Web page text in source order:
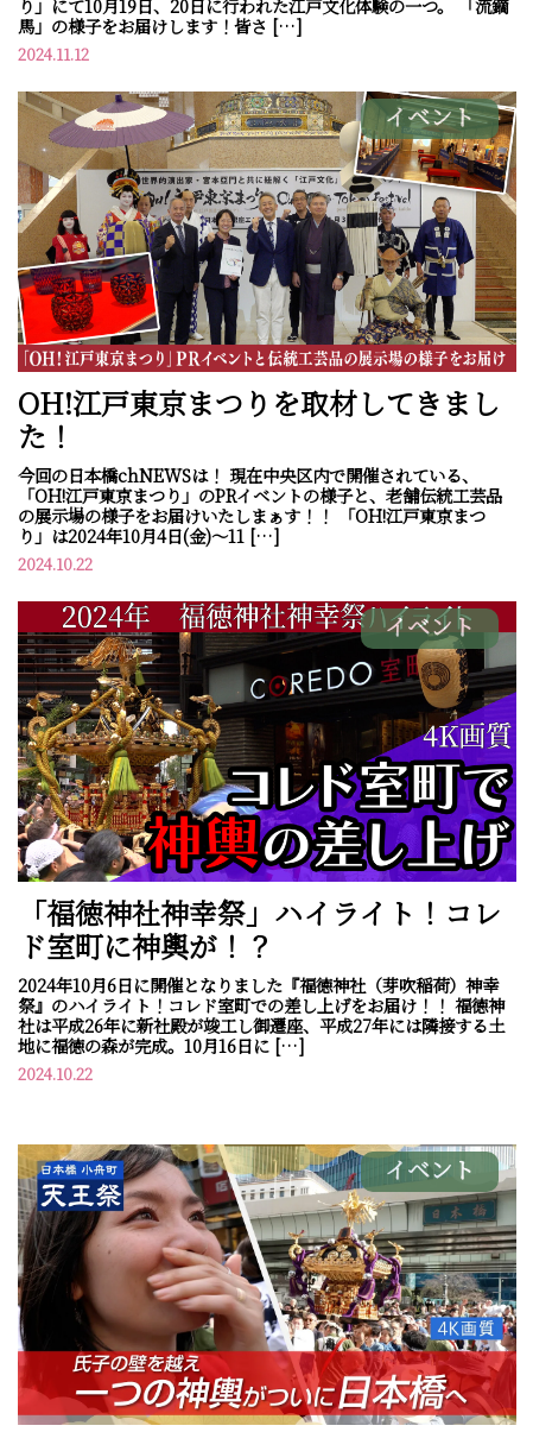
り」にて10月19日、20日に行われた江戸文化体験の一つ。 「流鏑
馬」の様子をお届けします！皆さ […]
2024.11.12
イベント
OH!江戸東京まつりを取材してきまし
た！
今回の日本橋chNEWSは！ 現在中央区内で開催されている、
「OH!江戸東京まつり」のPRイベントの様子と、老舗伝統工芸品
の展示場の様子をお届けいたしまぁす！！ 「OH!江戸東京まつ
り」は2024年10月4日(金)～11 […]
2024.10.22
イベント
「福徳神社神幸祭」ハイライト！コレ
ド室町に神輿が！？
2024年10月6日に開催となりました『福徳神社（芽吹稲荷）神幸
祭』のハイライト！コレド室町での差し上げをお届け！！ 福徳神
社は平成26年に新社殿が竣工し御遷座、平成27年には隣接する土
地に福徳の森が完成。10月16日に […]
2024.10.22
イベント